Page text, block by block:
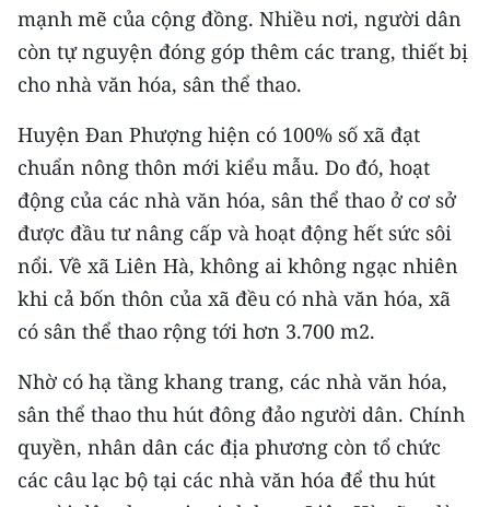
Chuyên trang TP. Hồ Chí Minh
CHUYÊN ĐỀ
VỀ BÁO NHÂN DÂN
THỜI NAY
NHÂN DÂN CUỐI TUẦN
NHÂN DÂN HẰNG THÁNG
MUA BÁO
ĐỌC BÁO IN
mạnh mẽ của cộng đồng. Nhiều nơi, người dân
còn tự nguyện đóng góp thêm các trang, thiết bị
cho nhà văn hóa, sân thể thao.
Huyện Đan Phượng hiện có 100% số xã đạt
chuẩn nông thôn mới kiểu mẫu. Do đó, hoạt
động của các nhà văn hóa, sân thể thao ở cơ sở
được đầu tư nâng cấp và hoạt động hết sức sôi
nổi. Về xã Liên Hà, không ai không ngạc nhiên
khi cả bốn thôn của xã đều có nhà văn hóa, xã
có sân thể thao rộng tới hơn 3.700 m2.
Nhờ có hạ tầng khang trang, các nhà văn hóa,
sân thể thao thu hút đông đảo người dân. Chính
quyền, nhân dân các địa phương còn tổ chức
các câu lạc bộ tại các nhà văn hóa để thu hút